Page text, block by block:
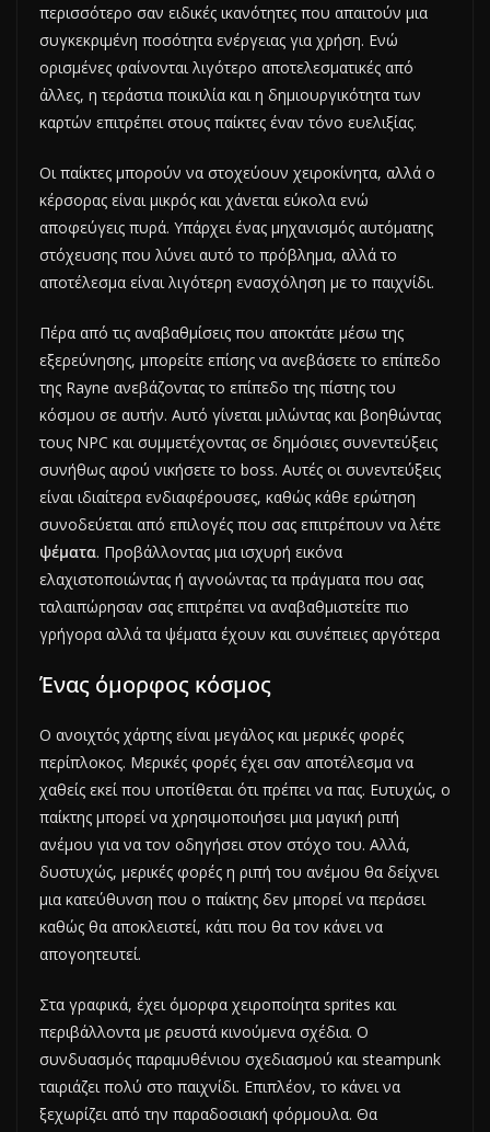
περισσότερο σαν ειδικές ικανότητες που απαιτούν μια
συγκεκριμένη ποσότητα ενέργειας για χρήση. Ενώ
ορισμένες φαίνονται λιγότερο αποτελεσματικές από
άλλες, η τεράστια ποικιλία και η δημιουργικότητα των
καρτών επιτρέπει στους παίκτες έναν τόνο ευελιξίας.
Οι παίκτες μπορούν να στοχεύουν χειροκίνητα, αλλά ο
κέρσορας είναι μικρός και χάνεται εύκολα ενώ
αποφεύγεις πυρά. Υπάρχει ένας μηχανισμός αυτόματης
στόχευσης που λύνει αυτό το πρόβλημα, αλλά το
αποτέλεσμα είναι λιγότερη ενασχόληση με το παιχνίδι.
Πέρα από τις αναβαθμίσεις που αποκτάτε μέσω της
εξερεύνησης, μπορείτε επίσης να ανεβάσετε το επίπεδο
της Rayne ανεβάζοντας το επίπεδο της πίστης του
κόσμου σε αυτήν. Αυτό γίνεται μιλώντας και βοηθώντας
τους NPC και συμμετέχοντας σε δημόσιες συνεντεύξεις
συνήθως αφού νικήσετε το boss. Αυτές οι συνεντεύξεις
είναι ιδιαίτερα ενδιαφέρουσες, καθώς κάθε ερώτηση
συνοδεύεται από επιλογές που σας επιτρέπουν να λέτε
ψέματα. Προβάλλοντας μια ισχυρή εικόνα
ελαχιστοποιώντας ή αγνοώντας τα πράγματα που σας
ταλαιπώρησαν σας επιτρέπει να αναβαθμιστείτε πιο
γρήγορα αλλά τα ψέματα έχουν και συνέπειες αργότερα
Ένας όμορφος κόσμος
Ο ανοιχτός χάρτης είναι μεγάλος και μερικές φορές
περίπλοκος. Μερικές φορές έχει σαν αποτέλεσμα να
χαθείς εκεί που υποτίθεται ότι πρέπει να πας. Ευτυχώς, ο
παίκτης μπορεί να χρησιμοποιήσει μια μαγική ριπή
ανέμου για να τον οδηγήσει στον στόχο του. Αλλά,
δυστυχώς, μερικές φορές η ριπή του ανέμου θα δείχνει
μια κατεύθυνση που ο παίκτης δεν μπορεί να περάσει
καθώς θα αποκλειστεί, κάτι που θα τον κάνει να
απογοητευτεί.
Στα γραφικά, έχει όμορφα χειροποίητα sprites και
περιβάλλοντα με ρευστά κινούμενα σχέδια. Ο
συνδυασμός παραμυθένιου σχεδιασμού και steampunk
ταιριάζει πολύ στο παιχνίδι. Επιπλέον, το κάνει να
ξεχωρίζει από την παραδοσιακή φόρμουλα. Θα